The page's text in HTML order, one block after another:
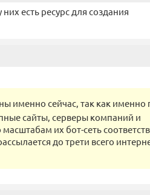
есть ресурс для создания
именно сейчас, так как именно
сайты, серверы компаний и
их бот-сеть
до трети всего